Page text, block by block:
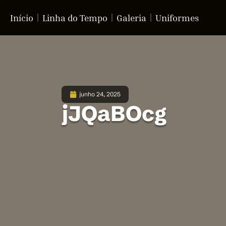
Início Linha do Tempo Galeria Uniformes
junho 24, 2025
jJQaBOcg